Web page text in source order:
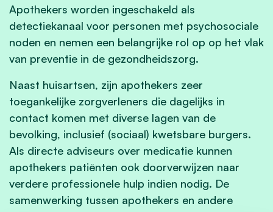
Apothekers worden ingeschakeld als
detectiekanaal voor personen met psychosociale
noden en nemen een belangrijke rol op op het vlak
van preventie in de gezondheidszorg.
Naast huisartsen, zijn apothekers zeer
toegankelijke zorgverleners die dagelijks in
contact komen met diverse lagen van de
bevolking, inclusief (sociaal) kwetsbare burgers.
Als directe adviseurs over medicatie kunnen
apothekers patiënten ook doorverwijzen naar
verdere professionele hulp indien nodig. De
samenwerking tussen apothekers en andere